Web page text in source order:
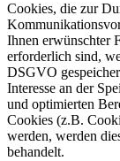
Cookies, die zur
Ihnen erwünschter
erforderlich sind,
DSGVO
Interesse an der
und optimierten
Cookies (z.B.
werden, werden
behandelt.